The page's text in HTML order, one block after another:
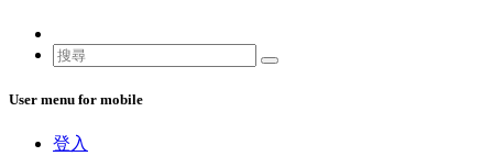
User menu for mobile
登入